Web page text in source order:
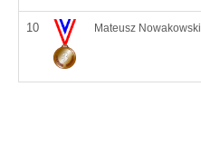
10 Mateusz Nowakowski